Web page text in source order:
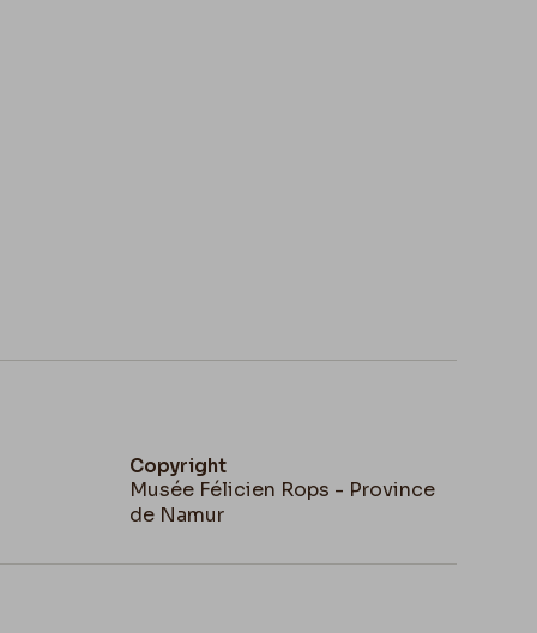
Copyright
Musée Félicien Rops - Province
de Namur